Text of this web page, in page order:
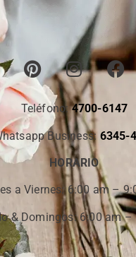
Teléfono:4700-6147
Business: 6345-
HORARIO
a Viernes:6:00 am –
& Domingos: 6:00 am –